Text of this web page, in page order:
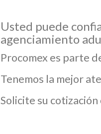
Usted puede
agenciamiento
Procomex es parte
Tenemos la mejor
Solicite su cotización